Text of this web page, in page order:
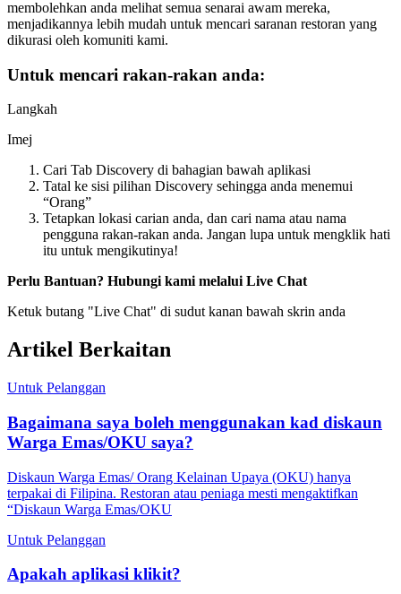
membolehkan anda melihat semua senarai awam mereka,
menjadikannya lebih mudah untuk mencari saranan restoran yang
dikurasi oleh komuniti kami.
Untuk mencari rakan-rakan anda:
Langkah
Imej
Cari Tab Discovery di bahagian bawah aplikasi
Tatal ke sisi pilihan Discovery sehingga anda menemui
“Orang”
Tetapkan lokasi carian anda, dan cari nama atau nama
pengguna rakan-rakan anda. Jangan lupa untuk mengklik hati
itu untuk mengikutinya!
Perlu Bantuan? Hubungi kami melalui Live Chat
Ketuk butang "Live Chat" di sudut kanan bawah skrin anda
Artikel Berkaitan
Untuk Pelanggan
Bagaimana saya boleh menggunakan kad diskaun
Warga Emas/OKU saya?
Diskaun Warga Emas/ Orang Kelainan Upaya (OKU) hanya
terpakai di Filipina. Restoran atau peniaga mesti mengaktifkan
“Diskaun Warga Emas/OKU
Untuk Pelanggan
Apakah aplikasi klikit?